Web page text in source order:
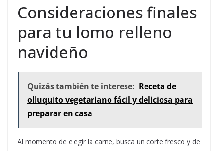
Consideraciones finales
para tu lomo relleno
navideño
Quizás también te interese: Receta de
olluquito vegetariano fácil y deliciosa para
preparar en casa
Al momento de elegir la carne, busca un corte fresco y de